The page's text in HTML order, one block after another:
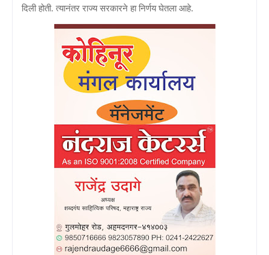
दिली होती. त्यानंतर राज्य सरकारने हा निर्णय घेतला आहे.